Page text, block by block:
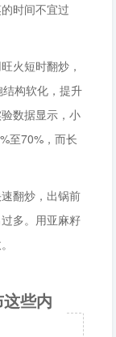
时间不宜过
火短时翻炒，
构软化，提升
数据显示，小
至70%，而长
翻炒，出锅前
多。用亚麻籽
些内